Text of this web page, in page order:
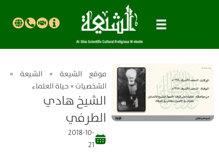
موقع الشیعة» الشيعة»
الشخصيات » حياة العلماء
الشيخ هادي
الطرفي
2018-10-
21